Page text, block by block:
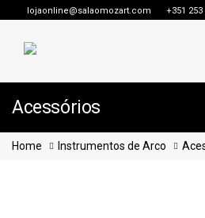
lojaonline@salaomozart.com +351 253
Acessórios
Home Instrumentos de Arco